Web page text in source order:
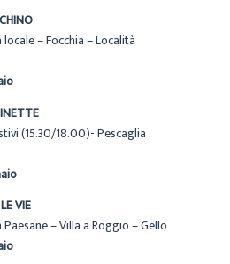
– Focchia – Località
(15.30/18.00)- Pescaglia
VIE
– Villa a Roggio – Gello